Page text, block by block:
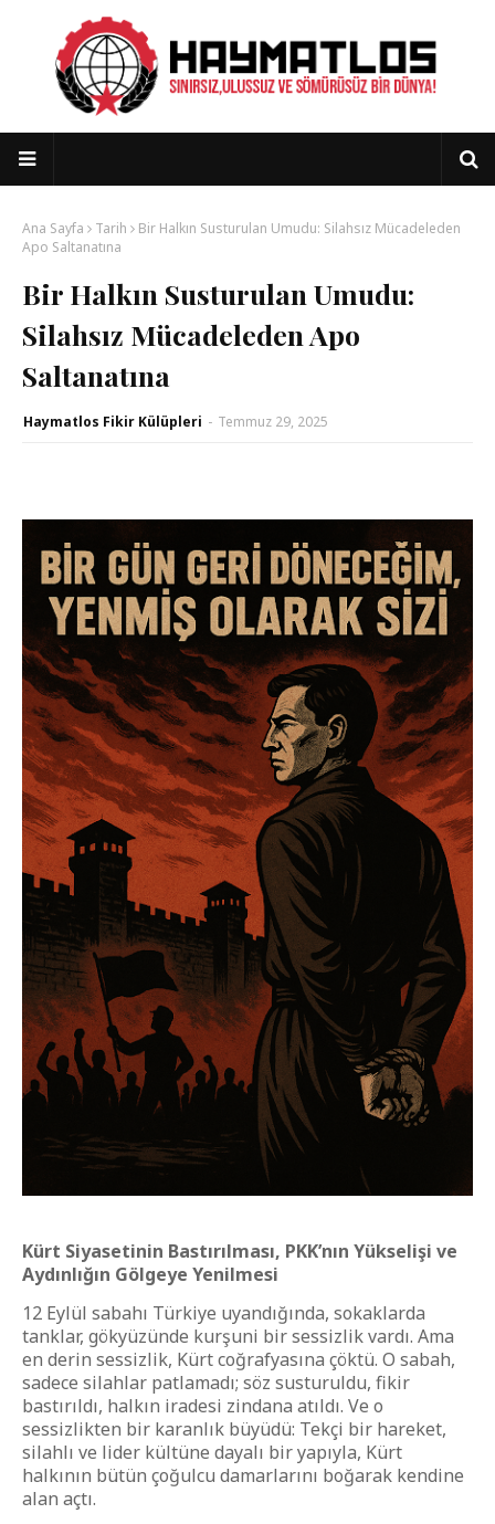
Ana Sayfa Tarih
Bir Halkın Susturulan Umudu: Silahsız Mücadeleden
Apo Saltanatına
Bir Halkın Susturulan Umudu:
Silahsız Mücadeleden Apo
Saltanatına
Haymatlos Fikir Külüpleri - Temmuz 29, 2025
Kürt Siyasetinin Bastırılması, PKK’nın Yükselişi ve
Aydınlığın Gölgeye Yenilmesi
12 Eylül sabahı Türkiye uyandığında, sokaklarda
tanklar, gökyüzünde kurşuni bir sessizlik vardı. Ama
en derin sessizlik, Kürt coğrafyasına çöktü. O sabah,
sadece silahlar patlamadı; söz susturuldu, fikir
bastırıldı, halkın iradesi zindana atıldı. Ve o
sessizlikten bir karanlık büyüdü: Tekçi bir hareket,
silahlı ve lider kültüne dayalı bir yapıyla, Kürt
halkının bütün çoğulcu damarlarını boğarak kendine
alan açtı.